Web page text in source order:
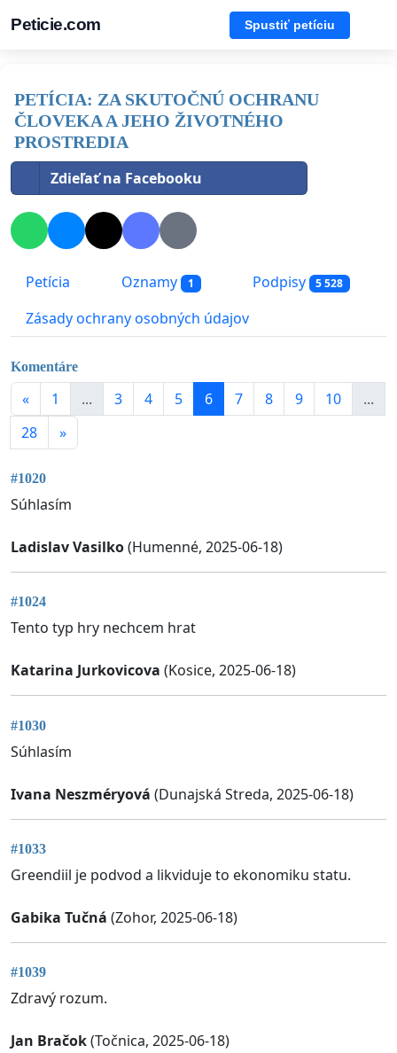
Peticie.com Spustiť petíciu
PETÍCIA: ZA SKUTOČNÚ OCHRANU
ČLOVEKA A JEHO ŽIVOTNÉHO
PROSTREDIA
Zdieľať na Facebooku
Petícia Oznamy 1 Podpisy 5 528
Zásady ochrany osobných údajov
Komentáre
« 1 ... 3 4 5 6 7 8 9 10
...
28
»
#1020
Súhlasím
Ladislav Vasilko(Humenné, 2025-06-18)
#1024
Tento typ hry nechcem hrat
Katarina Jurkovicova (Kosice, 2025-06-18)
#1030
Súhlasím
Ivana Neszméryová (Dunajská Streda, 2025-06-18)
#1033
Greendiil je podvod a likviduje to ekonomiku statu.
Gabika Tučná (Zohor, 2025-06-18)
#1039
Zdravý rozum.
Jan Bračok(Točnica, 2025-06-18)